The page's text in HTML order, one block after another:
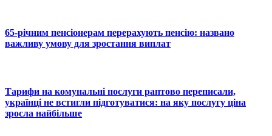
65-річним пенсіонерам перерахують пенсію: названо
важливу умову для зростання виплат
Тарифи на комунальні послуги раптово переписали,
українці не встигли підготуватися: на яку послугу ціна
зросла найбільше